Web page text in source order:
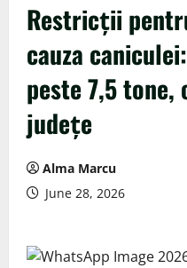
Restricții
cauza
peste 7,5
județe
Alma Marcu
June 28, 2026